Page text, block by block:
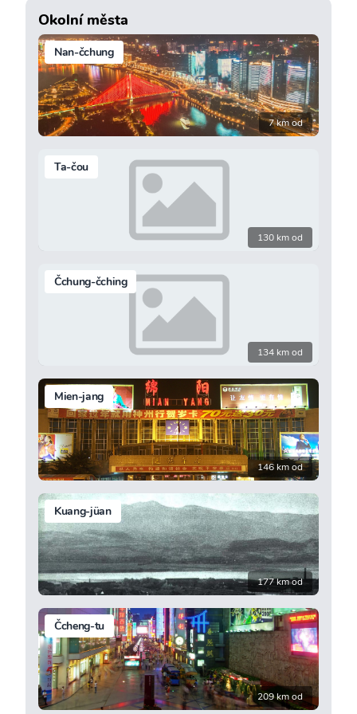
Okolní města
Nan-čchung
7 km od
Ta-čou
130 km od
Čchung-čching
134 km od
Mien-jang
146 km od
Kuang-jüan
177 km od
Čcheng-tu
209 km od